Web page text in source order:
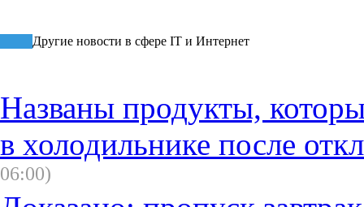
Другие новости в сфере IT и Интернет
Названы продукты,
в холодильнике после
06:00)